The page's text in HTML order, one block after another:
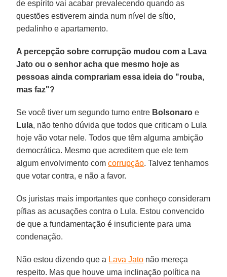
de espírito vai acabar prevalecendo quando as
questões estiverem ainda num nível de sítio,
pedalinho e apartamento.
A percepção sobre corrupção mudou com a Lava
Jato ou o senhor acha que mesmo hoje as
pessoas ainda comprariam essa ideia do "rouba,
mas faz"?
Se você tiver um segundo turno entre Bolsonaro e
Lula, não tenho dúvida que todos que criticam o Lula
hoje vão votar nele. Todos que têm alguma ambição
democrática. Mesmo que acreditem que ele tem
algum envolvimento comcorrupção. Talvez tenhamos
que votar contra, e não a favor.
Os juristas mais importantes que conheço consideram
pífias as acusações contra o Lula. Estou convencido
de que a fundamentação é insuficiente para uma
condenação.
Não estou dizendo que a Lava Jato não mereça
respeito. Mas que houve uma inclinação política na